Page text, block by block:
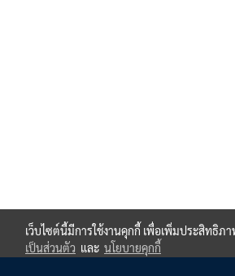
เว็บไซต์นี้มีการใช้งานคุกกี้ เพื่อเพิ่มประสิทธิภ
เป็นส่วนตัว และ นโยบายคุกกี้